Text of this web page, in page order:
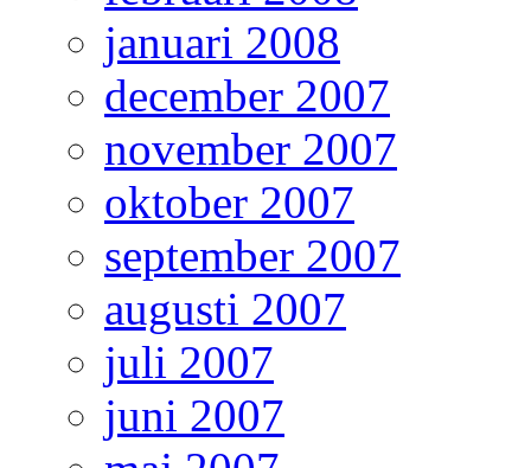
januari 2008
december 2007
november 2007
oktober 2007
september 2007
augusti 2007
juli 2007
juni 2007